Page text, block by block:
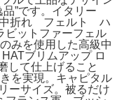
”です。イタリー
折れ フェルト ハ
ットファーフェル
みを使用した高級中
ブリムアップ ロ
して仕上げること
を実現。キャピタル
ーサイズ。被るだけ